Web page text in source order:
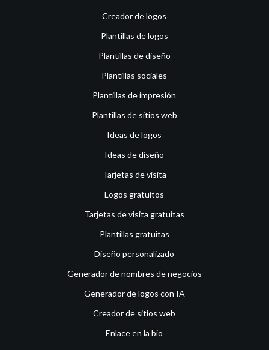
Creador de logos
Plantillas de logos
Plantillas de diseño
Plantillas sociales
Plantillas de impresión
Plantillas de sitios web
Ideas de logos
Ideas de diseño
Tarjetas de visita
Logos gratuitos
Tarjetas de visita gratuitas
Plantillas gratuitas
Diseño personalizado
Generador de nombres de negocios
Generador de logos con IA
Creador de sitios web
Enlace en la bio